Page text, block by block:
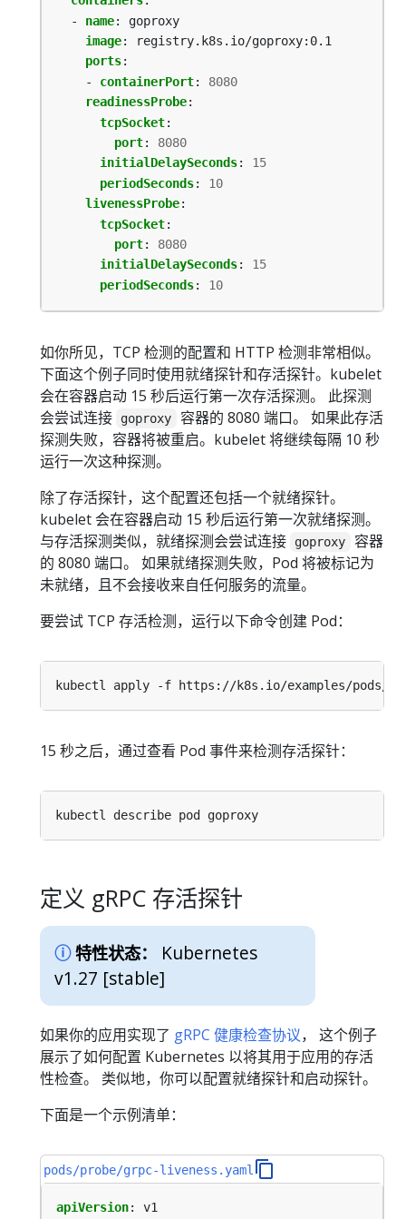
- name:
goproxy
image:
registry.k8s.io/goproxy:0.1
ports:
- containerPort:
8080
readinessProbe:
tcpSocket:
port:
8080
initialDelaySeconds:
15
periodSeconds:
10
livenessProbe:
tcpSocket:
port:
8080
initialDelaySeconds:
15
periodSeconds: 10
如你所见，TCP 检测的配置和 HTTP 检测非常相似。
下面这个例子同时使用就绪探针和存活探针。kubelet
会在容器启动 15 秒后运行第一次存活探测。 此探测
会尝试连接
goproxy
容器的 8080 端口。 如果此存活
探测失败，容器将被重启。kubelet 将继续每隔 10 秒
运行一次这种探测。
除了存活探针，这个配置还包括一个就绪探针。
kubelet 会在容器启动 15 秒后运行第一次就绪探测。
与存活探测类似，就绪探测会尝试连接
goproxy
容器
的 8080 端口。 如果就绪探测失败，Pod 将被标记为
未就绪，且不会接收来自任何服务的流量。
要尝试 TCP 存活检测，运行以下命令创建 Pod：
15 秒之后，通过查看 Pod 事件来检测存活探针：
定义 gRPC 存活探针
特性状态：
Kubernetes
v1.27 [stable]
如果你的应用实现了 gRPC 健康检查协议， 这个例子
展示了如何配置 Kubernetes 以将其用于应用的存活
性检查。 类似地，你可以配置就绪探针和启动探针。
下面是一个示例清单：
pods/probe/grpc-liveness.yaml
apiVersion:
v1